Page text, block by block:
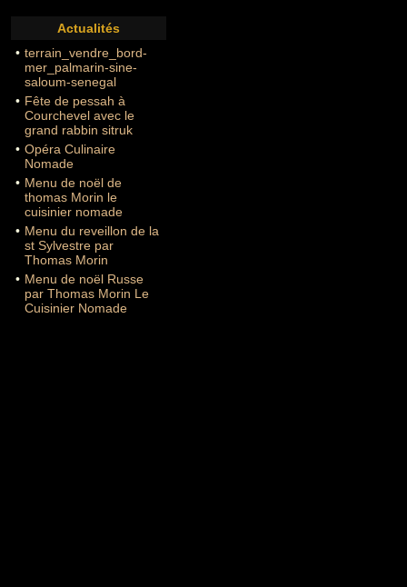
Actualités
• terrain_vendre_bord-
mer_palmarin-sine-
saloum-senegal
• Fête de pessah à
Courchevel avec le
grand rabbin sitruk
• Opéra Culinaire
Nomade
• Menu de noël de
thomas Morin le
cuisinier nomade
• Menu du reveillon de la
st Sylvestre par
Thomas Morin
• Menu de noël Russe
par Thomas Morin Le
Cuisinier Nomade